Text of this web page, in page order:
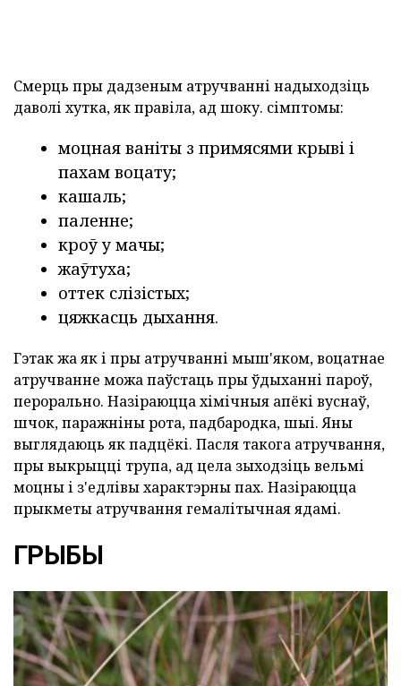
Смерць пры дадзеным атручванні надыходзіць
даволі хутка, як правіла, ад шоку. сімптомы:
моцная ваніты з примясями крыві і
пахам воцату;
кашаль;
паленне;
кроў у мачы;
жаўтуха;
оттек слізістых;
цяжкасць дыхання.
Гэтак жа як і пры атручванні мыш'яком, воцатнае
атручванне можа паўстаць пры ўдыханні пароў,
перорально. Назіраюцца хімічныя апёкі вуснаў,
шчок, паражніны рота, падбародка, шыі. Яны
выглядаюць як падцёкі. Пасля такога атручвання,
пры выкрыцці трупа, ад цела зыходзіць вельмі
моцны і з'едлівы характэрны пах. Назіраюцца
прыкметы атручвання гемалітычная ядамі.
ГРЫБЫ